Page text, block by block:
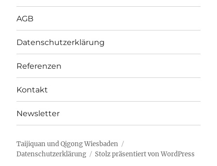
AGB
Datenschutzerklärung
Referenzen
Kontakt
Newsletter
Taijiquan und Qigong Wiesbaden
Datenschutzerklärung
Stolz präsentiert von WordPress